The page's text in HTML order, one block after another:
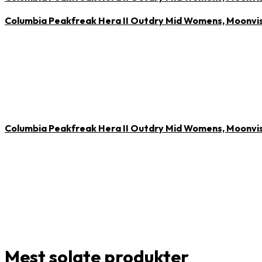
Columbia Peakfreak Hera II Outdry Mid Womens,
Columbia Peakfreak Hera II Outdry Mid Womens,
Mest solgte produkter